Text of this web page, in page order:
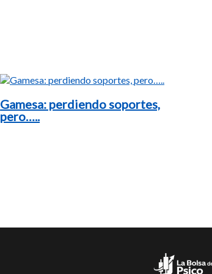
Gamesa: perdiendo soportes,
pero…..